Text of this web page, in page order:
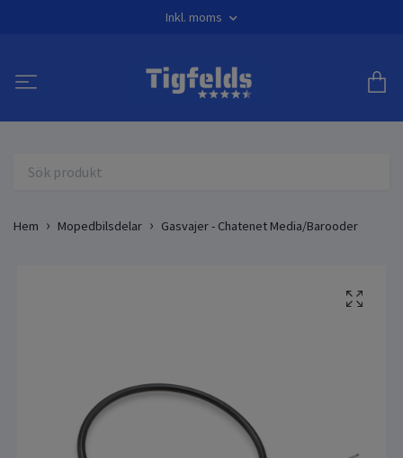
Inkl. moms
Hem Mopedbilsdelar Gasvajer - Chatenet Media/Barooder